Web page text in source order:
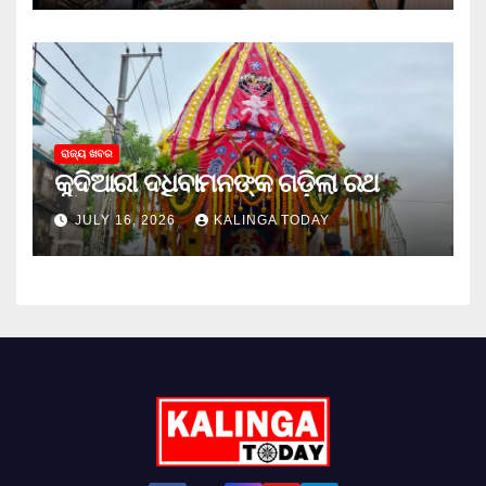
ରାଜ୍ୟ ଖବର
କୁଦିଆରୀ ଦଧିବାମନଙ୍କ ଗଡ଼ିଲା ରଥ
JULY 16, 2026 KALINGA TODAY